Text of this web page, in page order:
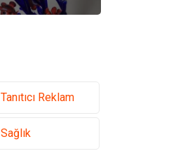
Tanıtıcı Reklam
Sağlık